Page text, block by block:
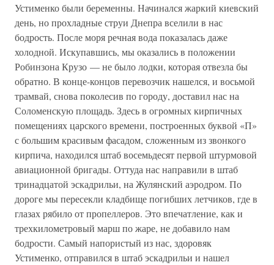
Устименко были беременны. Начинался жаркий киевский
день, но прохладные струи Днепра вселили в нас
бодрость. После моря речная вода показалась даже
холодной. Искупавшись, мы оказались в положении
Робинзона Крузо — не было лодки, которая отвезла бы
обратно. В конце-концов перевозчик нашелся, и восьмой
трамвай, снова поколесив по городу, доставил нас на
Соломенскую площадь. Здесь в огромных кирпичных
помещениях царского времени, построенных буквой «П»
с большим красивым фасадом, сложенным из звонкого
кирпича, находился штаб восемьдесят первой штурмовой
авиационной бригады. Оттуда нас направили в штаб
тринадцатой эскадрильи, на Жулянский аэродром. По
дороге мы пересекли кладбище погибших летчиков, где в
глазах рябило от пропеллеров. Это впечатление, как и
трехкилометровый марш по жаре, не добавило нам
бодрости. Самый напористый из нас, здоровяк
Устименко, отправился в штаб эскадрильи и нашел